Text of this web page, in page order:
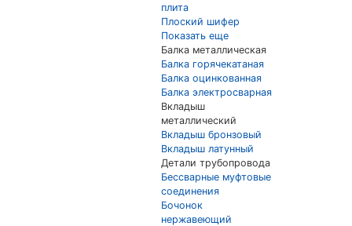
плита
Плоский шифер
Показать еще
Балка металлическая
Балка горячекатаная
Балка оцинкованная
Балка электросварная
Вкладыш
металлический
Вкладыш бронзовый
Вкладыш латунный
Детали трубопровода
Бессварные муфтовые
соединения
Бочонок
нержавеющий